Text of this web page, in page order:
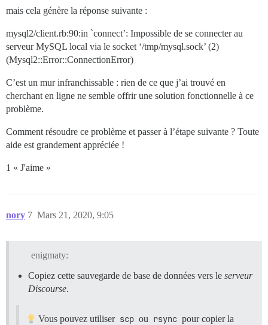
mais cela génère la réponse suivante :
mysql2/client.rb:90:in `connect’: Impossible de se connecter au
serveur MySQL local via le socket ‘/tmp/mysql.sock’ (2)
(Mysql2::Error::ConnectionError)
C’est un mur infranchissable : rien de ce que j’ai trouvé en
cherchant en ligne ne semble offrir une solution fonctionnelle à ce
problème.
Comment résoudre ce problème et passer à l’étape suivante ? Toute
aide est grandement appréciée !
1 « J'aime »
nory Mars 21, 2020, 9:05
7
enigmaty:
Copiez cette sauvegarde de base de données vers le serveur
Discourse.
Vous pouvez utiliser scp ou rsync pour copier la